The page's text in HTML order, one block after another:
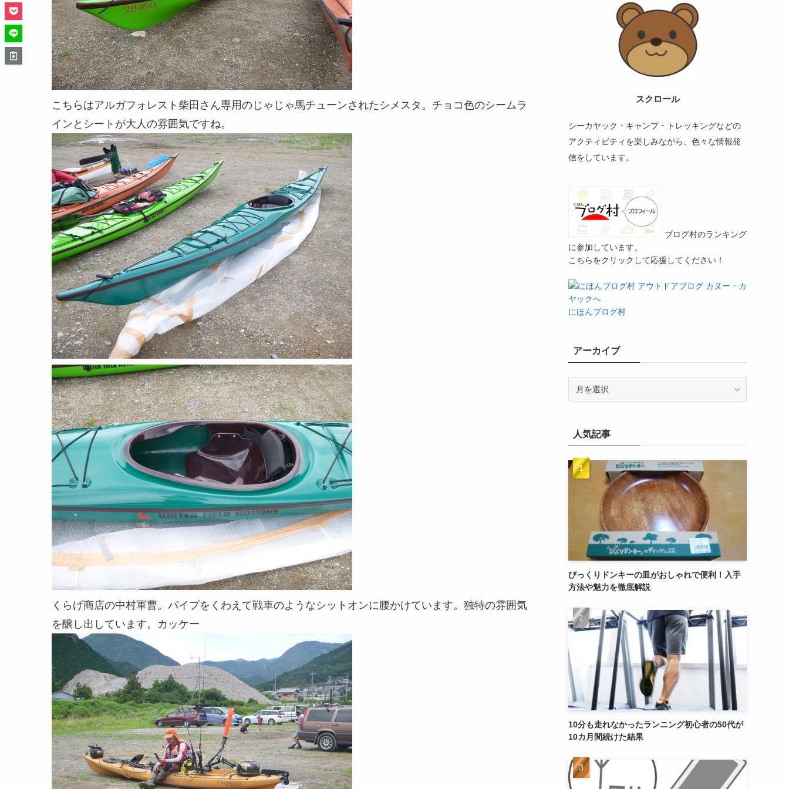
こちらはアルガフォレスト柴田さん専用のじゃじゃ馬チューンされたシメスタ。チョコ色のシームラ
インとシートが大人の雰囲気ですね。
くらげ商店の中村軍曹。パイプをくわえて戦車のようなシットオンに腰かけています。独特の雰囲気
を醸し出しています。カッケー
スクロール
シーカヤック・キャンプ・トレッキングなどの
アクティビティを楽しみながら、色々な情報発
信をしています。
ブログ村のランキング
に参加しています。
こちらをクリックして応援してください！
にほんブログ村
アーカイブ
ブ人気記事
びっくりドンキーの皿がおしゃれで便利！入手
方法や魅力を徹底解説
10分も走れなかったランニング初心者の50代が
10カ月間続けた結果